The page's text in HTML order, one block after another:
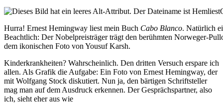
Hurra! Ernest Hemingway liest mein Buch Cabo Blanco. Natürlich
Beachtlich: Der Nobelpreisträger trägt den berühmten Norweger-
dem ikonischen Foto von Yousuf Karsh.
Kinderkrankheiten? Wahrscheinlich. Den dritten Versuch erspare ich
allen. Als Grafik die Aufgabe: Ein Foto von Ernest Hemingway, der
mit Wolfgang Stock diskutiert. Nun ja, den bärtigen Schriftsteller
mag man auf dem Ausdruck erkennen. Der Gesprächspartner, also
ich, sieht eher aus wie